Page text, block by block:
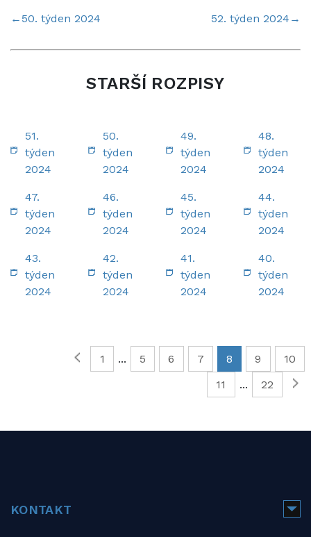
52. týden 2024 →
← 50. týden 2024
STARŠÍ ROZPISY
51.
týden
2024
50.
týden
2024
49.
týden
2024
48.
týden
2024
47.
týden
2024
46.
týden
2024
45.
týden
2024
44.
týden
2024
43.
týden
2024
42.
týden
2024
41.
týden
2024
40.
týden
2024
STRÁNKY:
1 ... 5 6 7 8 9
10
11
... 22
KONTAKT